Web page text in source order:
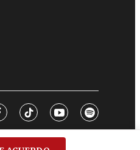
tiktokyoutubespotify